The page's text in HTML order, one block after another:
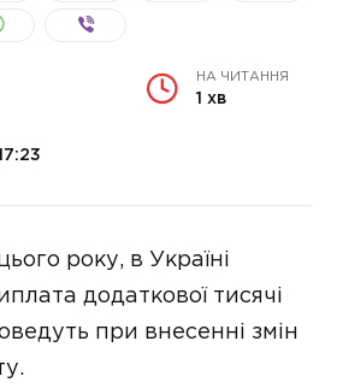
НА ЧИТАННЯ
1 хв
року, в Україні
додаткової тисячі
при внесенні змін